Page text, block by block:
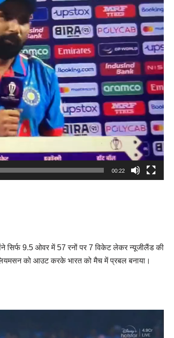
00:22
सिर्फ 9.5 ओवर में 57 रनों पर 7 विकेट लेकर न्यूजीलैंड की
को आउट करके भारत को मैच में प्रबल बनाया।